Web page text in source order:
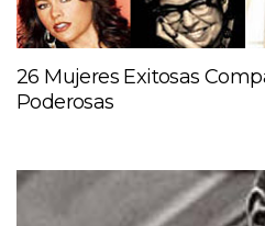
26 Mujeres Exitosas
Poderosas